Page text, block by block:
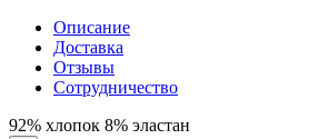
Описание
Доставка
Отзывы
Сотрудничество
92% хлопок 8% эластан